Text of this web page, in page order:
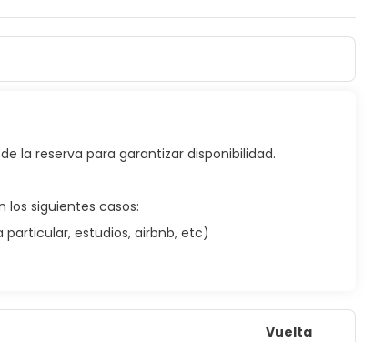
la reserva para garantizar disponibilidad.
los siguientes casos:
estudios, airbnb, etc)
Vuelta